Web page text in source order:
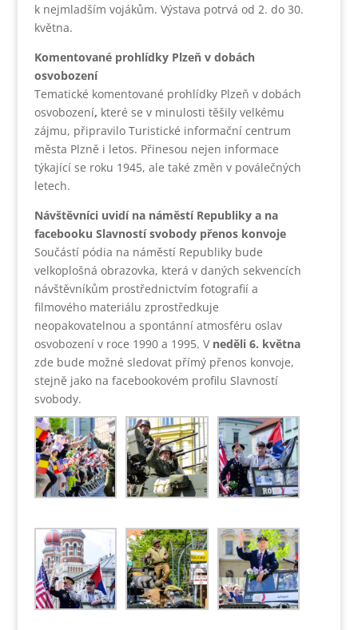
k nejmladším vojákům. Výstava potrvá od 2. do 30.
května.
Komentované prohlídky Plzeň v dobách
osvobození
Tematické komentované prohlídky Plzeň v dobách
osvobození, které se v minulosti těšily velkému
zájmu, připravilo Turistické informační centrum
města Plzně i letos. Přinesou nejen informace
týkající se roku 1945, ale také změn v poválečných
letech.
Návštěvníci uvidí na náměstí Republiky a na
facebooku Slavností svobody přenos konvoje
Součástí pódia na náměstí Republiky bude
velkoplošná obrazovka, která v daných sekvencích
návštěvníkům prostřednictvím fotografií a
filmového materiálu zprostředkuje
neopakovatelnou a spontánní atmosféru oslav
osvobození v roce 1990 a 1995. V neděli 6. května
zde bude možné sledovat přímý přenos konvoje,
stejně jako na facebookovém profilu Slavností
svobody.